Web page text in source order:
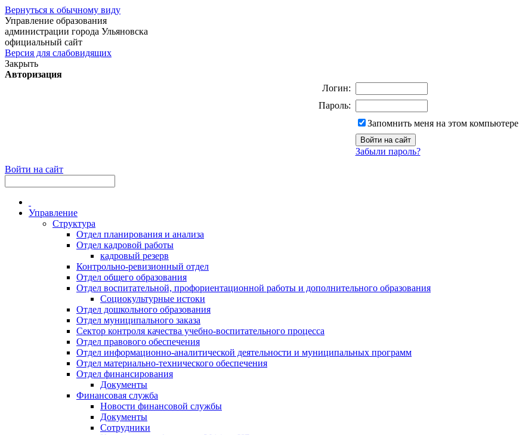
Вернуться к обычному виду
Управление образования
администрации города Ульяновска
официальный сайт
Версия для слабовидящих
Закрыть
Авторизация
Логин:
Пароль:
Запомнить меня на этом компьютере
Забыли пароль?
Войти на сайт
Управление
Структура
Отдел планирования и анализа
Отдел кадровой работы
кадровый резерв
Контрольно-ревизионный отдел
Отдел общего образования
Отдел воспитательной, профориентационной работы и дополнительного образования
Социокультурные истоки
Отдел дошкольного образования
Отдел муниципального заказа
Сектор контроля качества учебно-воспитательного процесса
Отдел правового обеспечения
Отдел информационно-аналитической деятельности и муниципальных программ
Отдел материально-технического обеспечения
Отдел финансирования
Документы
Финансовая служба
Новости финансовой службы
Документы
Сотрудники